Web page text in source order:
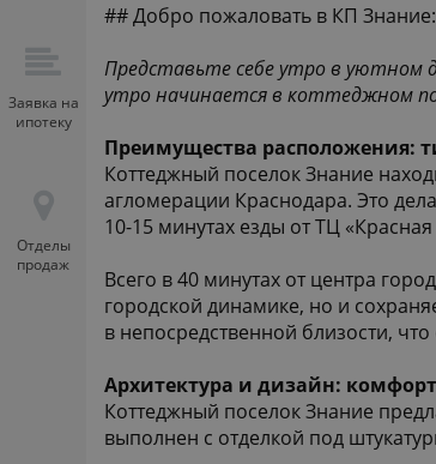
Заявка на
ипотеку
Отделы
продаж
## Добро пожаловать в КП
Представьте себе утро в уютном
утро начинается в коттеджном
Преимущества расположения:
Коттеджный поселок Знание
агломерации Краснодара. Это
10-15 минутах езды от ТЦ
Всего в 40 минутах от центра
городской динамике, но и
в непосредственной близости,
Архитектура и дизайн:
Коттеджный поселок Знание
выполнен с отделкой под